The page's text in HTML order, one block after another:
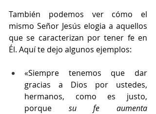
También podemos ver cómo el
mismo Señor Jesús elogia a aquellos
que se caracterizan por tener fe en
Él. Aquí te dejo algunos ejemplos:
«Siempre tenemos que dar
gracias a Dios por ustedes,
hermanos, como es justo,
porque su fe aumenta